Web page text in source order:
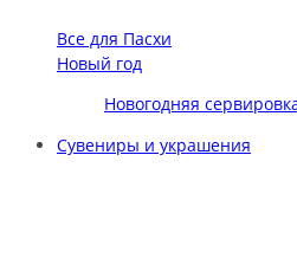
Все для Пасхи
Новый год
Новогодняя
Сувениры и украшения